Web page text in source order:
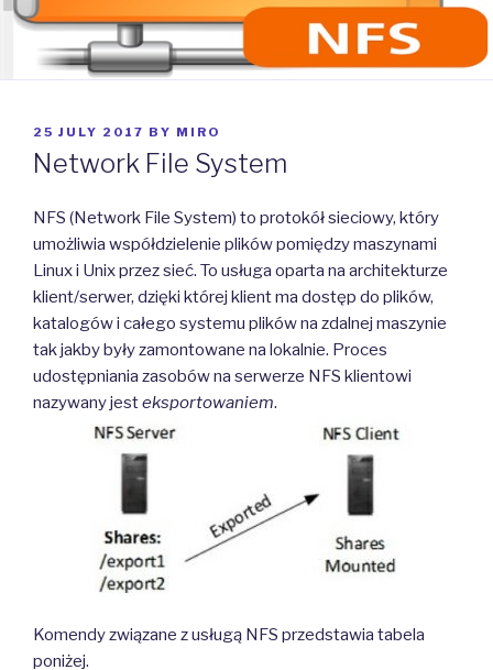
POSTED
ON
25 JULY 2017 BY MIRO
Network File System
NFS (Network File System) to protokół sieciowy, który
umożliwia współdzielenie plików pomiędzy maszynami
Linux i Unix przez sieć. To usługa oparta na architekturze
klient/serwer, dzięki której klient ma dostęp do plików,
katalogów i całego systemu plików na zdalnej maszynie
tak jakby były zamontowane na lokalnie. Proces
udostępniania zasobów na serwerze NFS klientowi
nazywany jesteksportowaniem.
Komendy związane z usługą NFS przedstawia tabela
poniżej.